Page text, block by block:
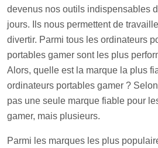
devenus nos outils indispensables
jours. Ils nous permettent de
divertir. Parmi tous les ordinateurs
portables gamer sont les plus
Alors, quelle est la marque la plus
ordinateurs portables gamer ?
pas une seule marque fiable pour
gamer, mais plusieurs.
Parmi les marques les plus